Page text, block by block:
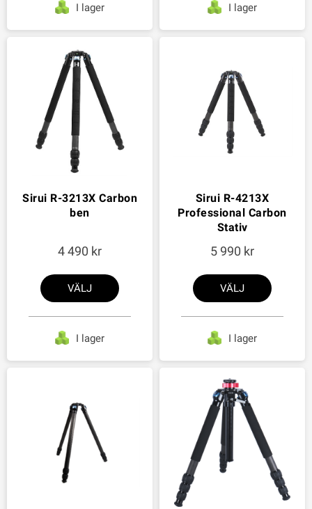
I lager I lager
Sirui R-3213X Carbon
ben
4 490
VÄLJ
I lager
Sirui R-4213X
Professional Carbon
Stativ
5 990
VÄLJ
I lager